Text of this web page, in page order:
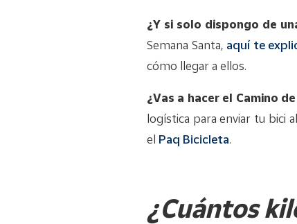
¿Y si solo dispongo de
Semana Santa, aquí te
cómo llegar a ellos.
¿Vas a hacer el Camino
logística para enviar tu bici
el Paq Bicicleta.
¿Cuántos